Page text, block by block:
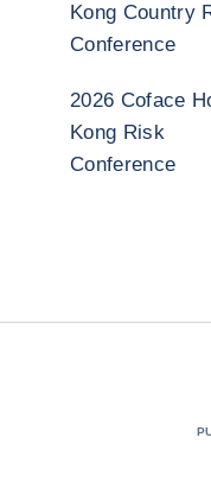
Kong Country
Conference
2026 Coface
Kong Risk
Conference